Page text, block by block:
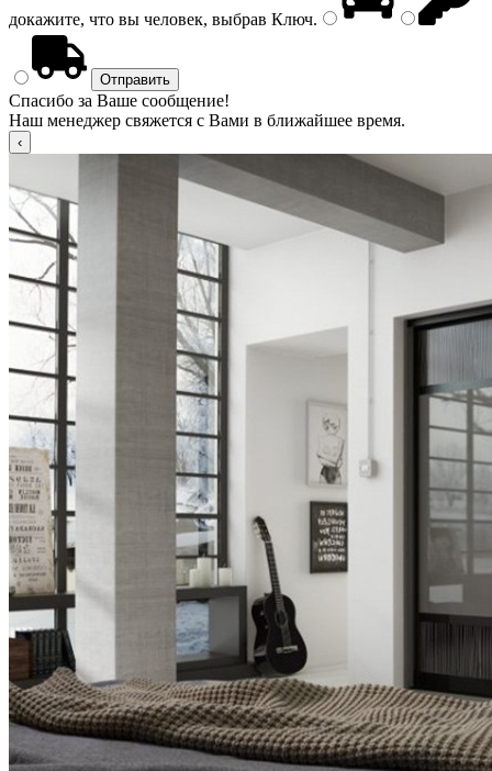
докажите, что вы человек, выбрав Ключ.
Спасибо за Ваше сообщение!
Наш менеджер свяжется с Вами в ближайшее время.